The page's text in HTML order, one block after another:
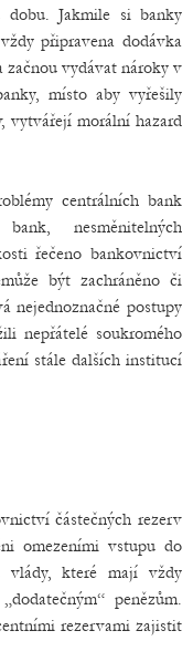
Jakmile si banky
připravena dodávka
začnou vydávat nároky v
místo aby vyřešily
vytvářejí morální hazard
centrálních bank
nesměnitelných
řečeno bankovnictví
být zachráněno či
nejednoznačné postupy
nepřátelé soukromého
stále dalších institucí
částečných rezerv
omezeními vstupu do
vlády, které mají vždy
penězům.
rezervami zajistit